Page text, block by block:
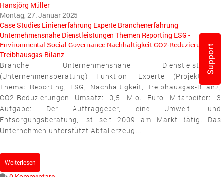
Hansjörg Müller
Montag, 27. Januar 2025
Case Studies Linienerfahrung Experte Branchenerfahrung
Unternehmensnahe Dienstleistungen Themen Reporting ESG -
Environmental Social Governance NachhaltigkeitCO2-Reduzierung
Treibhausgas-Bilanz
Branche: Unternehmensnahe Dienstleistungen
(Unternehmensberatung) Funktion: Experte (Projektleiter)
Thema: Reporting, ESG, Nachhaltigkeit, Treibhausgas-Bilanz,
CO2-Reduzierungen Umsatz: 0,5 Mio. Euro Mitarbeiter: 3
Aufgabe: Der Auftraggeber, eine Umwelt- und
Entsorgungsberatung, ist seit 2009 am Markt tätig. Das
Unternehmen unterstützt Abfallerzeug...
Weiterlesen
Support